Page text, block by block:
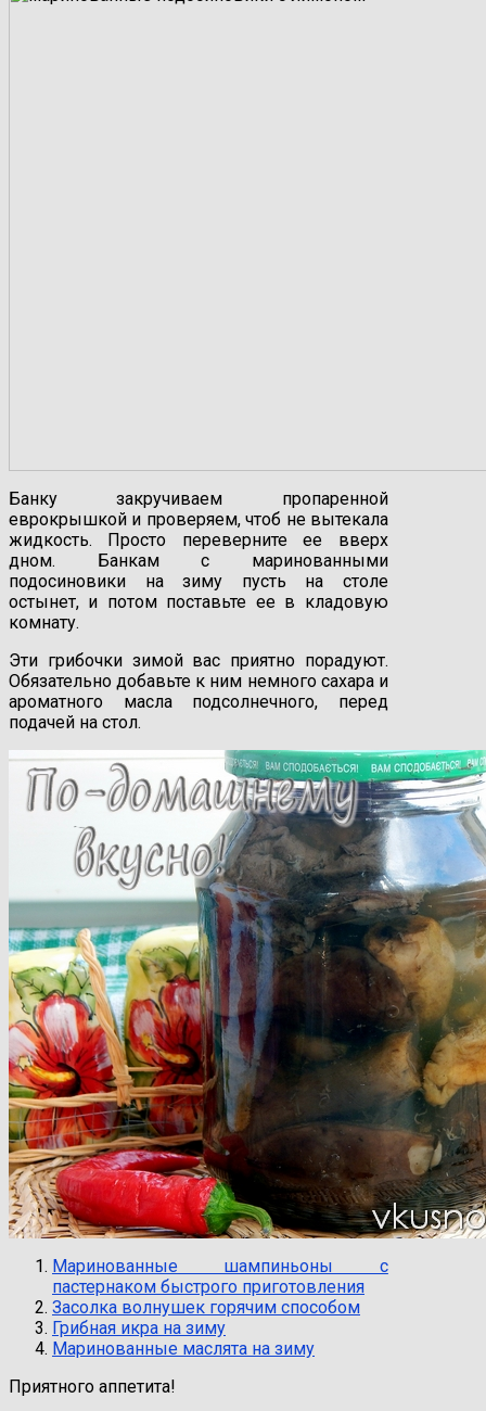
Банку закручиваем пропаренной
еврокрышкой и проверяем, чтоб не вытекала
жидкость. Просто переверните ее вверх
дном. Банкам с маринованными
подосиновики на зиму пусть на столе
остынет, и потом поставьте ее в кладовую
комнату.
Эти грибочки зимой вас приятно порадуют.
Обязательно добавьте к ним немного сахара и
ароматного масла подсолнечного, перед
подачей на стол.
Маринованные шампиньоны с
пастернаком быстрого приготовления
Засолка волнушек горячим способом
Грибная икра на зиму
Маринованные маслята на зиму
Приятного аппетита!